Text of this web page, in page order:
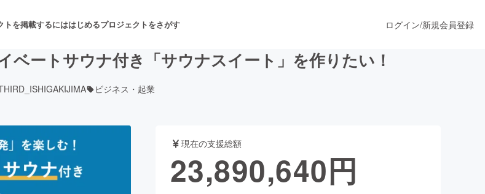
トを掲載するにははじめるプロジェクトをさがす
舞台・パフォーマンス
ス開発 フード・飲食店 ファッション
ログイン/新規会員登録
ベートサウナ付き「サウナスイート」を作りたい！
ビジネス・起業
現在の支援総額
23,890,640円